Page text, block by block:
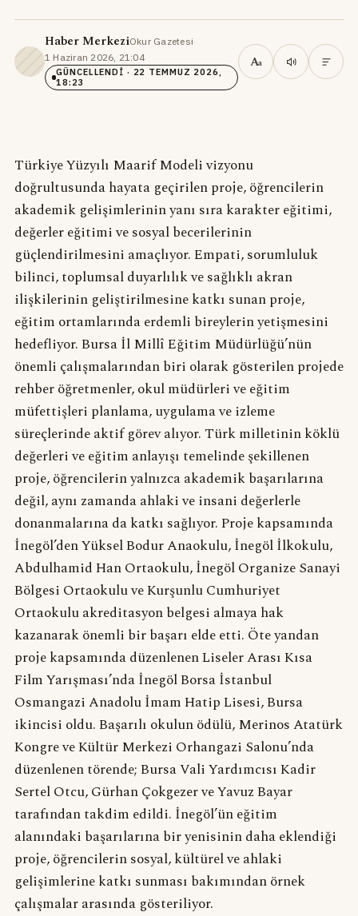
Haber MerkeziOkur Gazetesi·
1 Haziran 2026, 21:04·
GÜNCELLENDI · 22 TEMMUZ 2026,
18:23
Aa
Türkiye Yüzyılı Maarif Modeli vizyonu
doğrultusunda hayata geçirilen proje, öğrencilerin
akademik gelişimlerinin yanı sıra karakter eğitimi,
değerler eğitimi ve sosyal becerilerinin
güçlendirilmesini amaçlıyor. Empati, sorumluluk
bilinci, toplumsal duyarlılık ve sağlıklı akran
ilişkilerinin geliştirilmesine katkı sunan proje,
eğitim ortamlarında erdemli bireylerin yetişmesini
hedefliyor. Bursa İl Millî Eğitim Müdürlüğü’nün
önemli çalışmalarından biri olarak gösterilen projede
rehber öğretmenler, okul müdürleri ve eğitim
müfettişleri planlama, uygulama ve izleme
süreçlerinde aktif görev alıyor. Türk milletinin köklü
değerleri ve eğitim anlayışı temelinde şekillenen
proje, öğrencilerin yalnızca akademik başarılarına
değil, aynı zamanda ahlaki ve insani değerlerle
donanmalarına da katkı sağlıyor. Proje kapsamında
İnegöl’den Yüksel Bodur Anaokulu, İnegöl İlkokulu,
Abdulhamid Han Ortaokulu, İnegöl Organize Sanayi
Bölgesi Ortaokulu ve Kurşunlu Cumhuriyet
Ortaokulu akreditasyon belgesi almaya hak
kazanarak önemli bir başarı elde etti. Öte yandan
proje kapsamında düzenlenen Liseler Arası Kısa
Film Yarışması’nda İnegöl Borsa İstanbul
Osmangazi Anadolu İmam Hatip Lisesi, Bursa
ikincisi oldu. Başarılı okulun ödülü, Merinos Atatürk
Kongre ve Kültür Merkezi Orhangazi Salonu’nda
düzenlenen törende; Bursa Vali Yardımcısı Kadir
Sertel Otcu, Gürhan Çokgezer ve Yavuz Bayar
tarafından takdim edildi. İnegöl’ün eğitim
alanındaki başarılarına bir yenisinin daha eklendiği
proje, öğrencilerin sosyal, kültürel ve ahlaki
gelişimlerine katkı sunması bakımından örnek
çalışmalar arasında gösteriliyor.